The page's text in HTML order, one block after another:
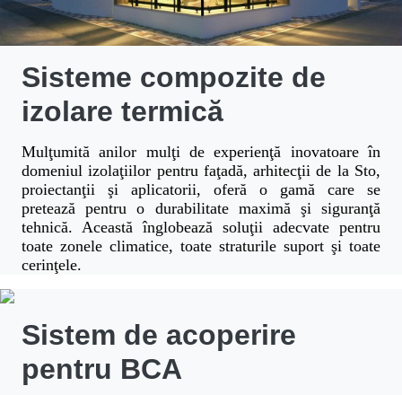
Sisteme compozite de
izolare termică
Mulţumită anilor mulţi de experienţă inovatoare în
domeniul izolaţiilor pentru faţadă, arhitecţii de la Sto,
proiectanţii şi aplicatorii, oferă o gamă care se
pretează pentru o durabilitate maximă şi siguranţă
tehnică. Această înglobează soluţii adecvate pentru
toate zonele climatice, toate straturile suport şi toate
cerinţele.
Sistem de acoperire
pentru BCA